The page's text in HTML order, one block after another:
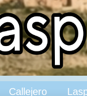
Callejero